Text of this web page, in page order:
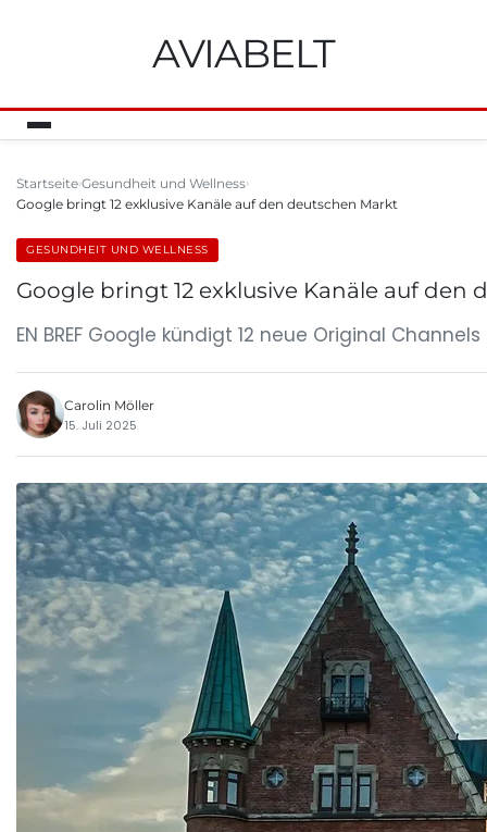
AVIABELT
Startseite Gesundheit und Wellness
Google bringt 12 exklusive Kanäle auf den deutschen Markt
GESUNDHEIT UND WELLNESS
Google bringt 12 exklusive Kanäle auf den
EN BREF Google kündigt 12 neue Original
Carolin Möller
15. Juli 2025